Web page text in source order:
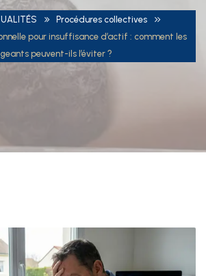
Procédures collectives
pour insuffisance d’actif : comment les
peuvent-ils l’éviter ?